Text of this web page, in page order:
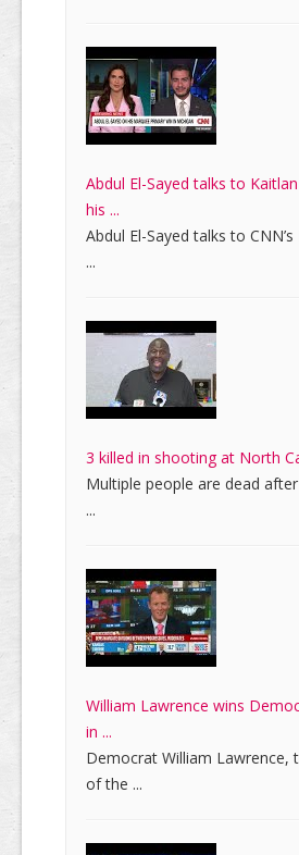
Abdul El-Sayed talks to
his ...
Abdul El-Sayed talks to
...
3 killed in shooting at North
Multiple people are dead
...
William Lawrence wins
in ...
Democrat William Lawrence,
of the ...